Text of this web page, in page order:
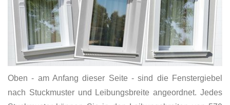
Oben - am Anfang dieser Seite - sind die Fenstergiebel
nach Stuckmuster und Leibungsbreite angeordnet. Jedes